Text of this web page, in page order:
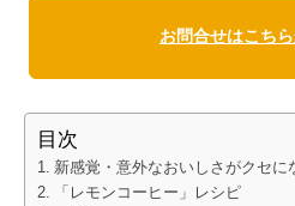
お問合せはこち
目次
新感覚・意外なおいしさがクセに
「レモンコーヒー」レシピ